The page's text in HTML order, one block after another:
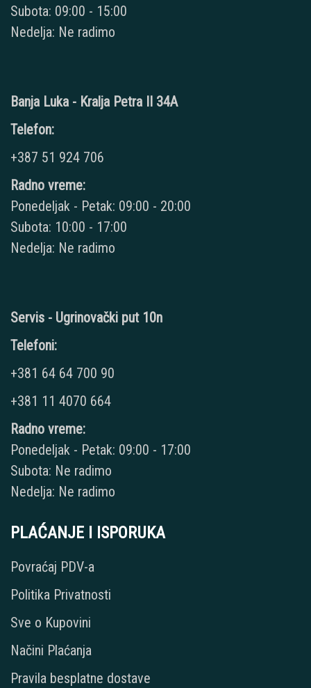
Subota: 09:00 - 15:00
Nedelja: Ne radimo
Banja Luka - Kralja Petra II 34A
Telefon:
+387 51 924 706
Radno vreme:
Ponedeljak - Petak: 09:00 - 20:00
Subota: 10:00 - 17:00
Nedelja: Ne radimo
Servis - Ugrinovački put 10n
Telefoni:
+381 64 64 700 90
+381 11 4070 664
Radno vreme:
Ponedeljak - Petak: 09:00 - 17:00
Subota: Ne radimo
Nedelja: Ne radimo
PLAĆANJE I ISPORUKA
Povraćaj PDV-a
Politika Privatnosti
Sve o Kupovini
Načini Plaćanja
Pravila besplatne dostave